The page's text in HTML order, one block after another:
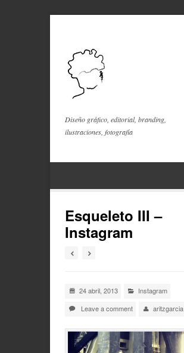
Diseño gráfico, editorial, branding,
ilustraciones, fotografía
Esqueleto III –
Instagram
24 abril, 2013
Instagram
Leave a comment
aritzgarcia